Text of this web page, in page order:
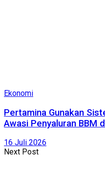
Ekonomi
Pertamina Gunakan
Awasi Penyaluran BBM
16 Juli 2026
Next Post